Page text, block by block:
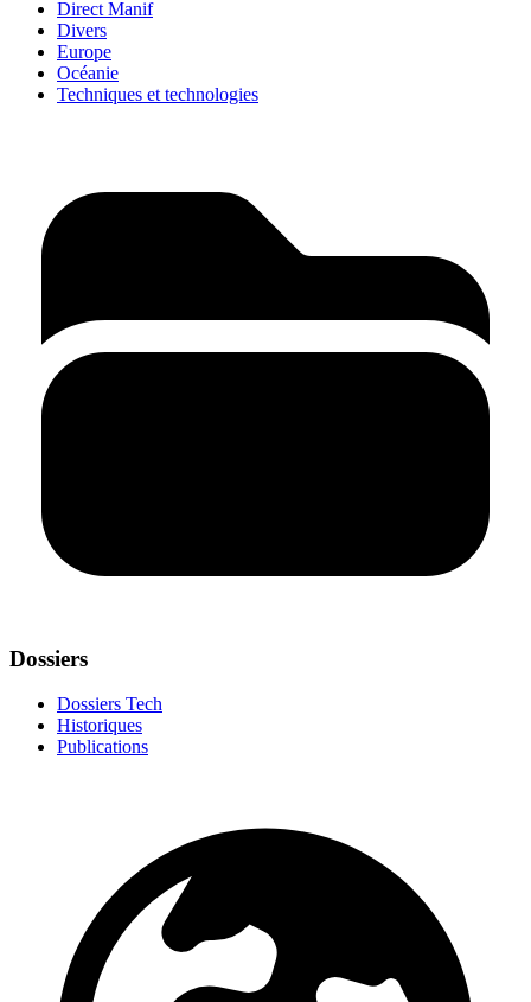
Direct Manif
Divers
Europe
Océanie
Techniques et technologies
Dossiers
Dossiers Tech
Historiques
Publications